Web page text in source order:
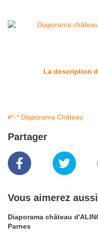
La description
#*-* Diaporama Château
Partager
Vous aimerez aussi
Diaporama château
Parnes